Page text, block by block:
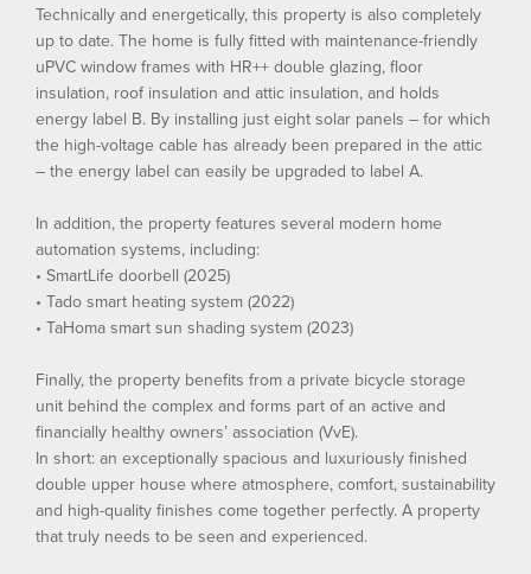
Technically and energetically, this property is also completely
up to date. The home is fully fitted with maintenance-friendly
uPVC window frames with HR++ double glazing, floor
insulation, roof insulation and attic insulation, and holds
energy label B. By installing just eight solar panels – for which
the high-voltage cable has already been prepared in the attic
– the energy label can easily be upgraded to label A.
In addition, the property features several modern home
automation systems, including:
• SmartLife doorbell (2025)
• Tado smart heating system (2022)
• TaHoma smart sun shading system (2023)
Finally, the property benefits from a private bicycle storage
unit behind the complex and forms part of an active and
financially healthy owners’ association (VvE).
In short: an exceptionally spacious and luxuriously finished
double upper house where atmosphere, comfort, sustainability
and high-quality finishes come together perfectly. A property
that truly needs to be seen and experienced.